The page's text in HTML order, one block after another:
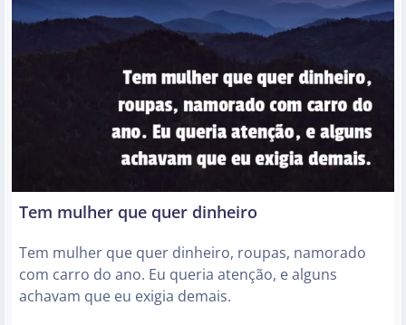
Tem mulher que quer dinheiro
Tem mulher que quer dinheiro, roupas, namorado
com carro do ano. Eu queria atenção, e alguns
achavam que eu exigia demais.